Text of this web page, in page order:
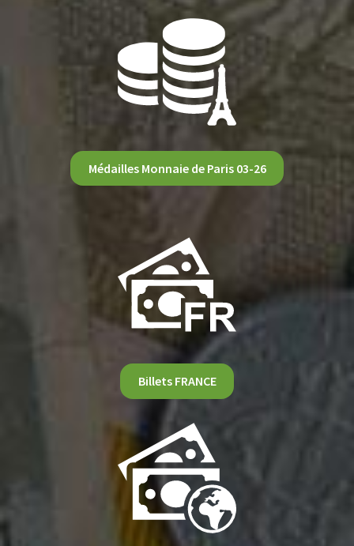
Médailles Monnaie de Paris 03-26
Billets FRANCE